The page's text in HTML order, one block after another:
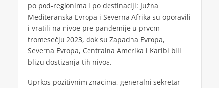
po pod-regionima i po destinaciji: Južna
Mediteranska Evropa i Severna Afrika su oporavili
i vratili na nivoe pre pandemije u prvom
tromesečju 2023, dok su Zapadna Evropa,
Severna Evropa, Centralna Amerika i Karibi bili
blizu dostizanja tih nivoa.
Uprkos pozitivnim znacima, generalni sekretar